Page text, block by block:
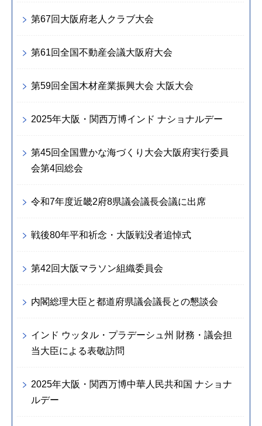
第67回大阪府老人クラブ大会
第61回全国不動産会議大阪府大会
第59回全国木材産業振興大会 大阪大会
2025年大阪・関西万博インド ナショナルデー
第45回全国豊かな海づくり大会大阪府実行委員
会第4回総会
令和7年度近畿2府8県議会議長会議に出席
戦後80年平和祈念・大阪戦没者追悼式
第42回大阪マラソン組織委員会
内閣総理大臣と都道府県議会議長との懇談会
インド ウッタル・プラデーシュ州 財務・議会担
当大臣による表敬訪問
2025年大阪・関西万博中華人民共和国 ナショナ
ルデー